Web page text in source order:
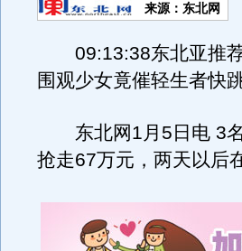
来源：东北网
09:13:38东北亚推荐
围观少女竟催轻生者快跳
东北网1月5日电 3名
抢走67万元，两天以后